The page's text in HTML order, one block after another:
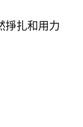
掙扎和用力